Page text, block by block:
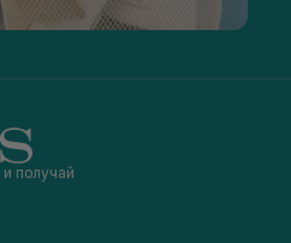
и получай